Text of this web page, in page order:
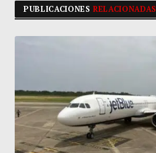
PUBLICACIONESRELACIONADAS